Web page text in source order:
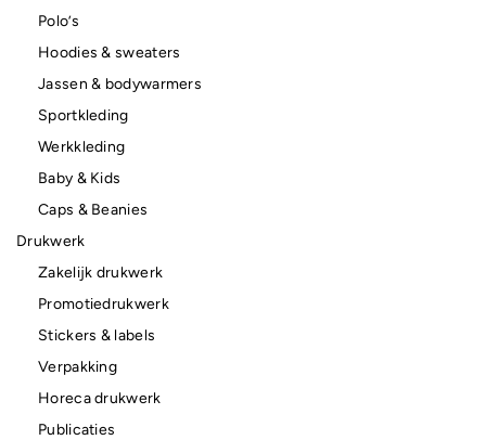
Polo’s
Hoodies & sweaters
Jassen & bodywarmers
Sportkleding
Werkkleding
Baby & Kids
Caps & Beanies
Drukwerk
Zakelijk drukwerk
Promotiedrukwerk
Stickers & labels
Verpakking
Horeca drukwerk
Publicaties